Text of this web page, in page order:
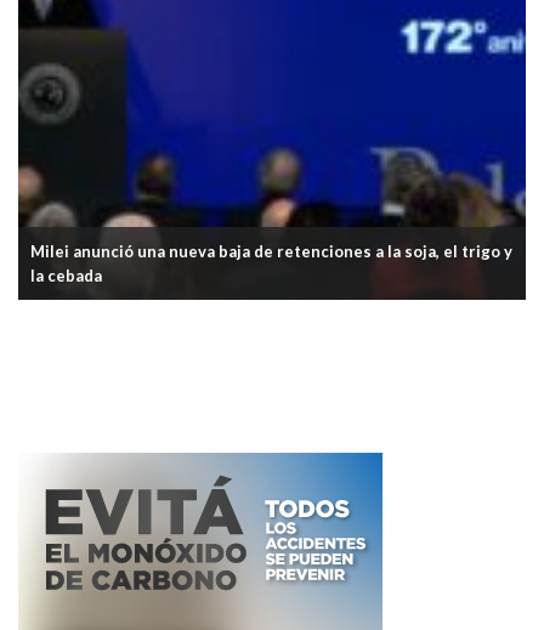
Milei anunció una nueva baja de retenciones a la soja, el trigo y
la cebada